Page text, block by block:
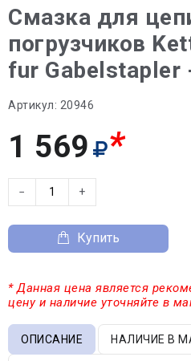
Смазка для
погрузчиков
fur Gabelstapler
Артикул: 20946
1 569 *
− +
Купить
* Данная цена является
цену и наличие уточняйте в
ОПИСАНИЕ НАЛИЧИЕ В